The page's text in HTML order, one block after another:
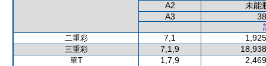
A2
未能
A3
二重彩
7,1
三重彩 7,1,9
單T 1,7,9